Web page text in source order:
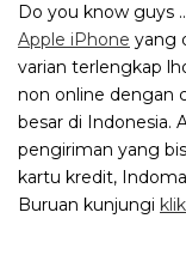
Do you know guys
Apple iPhone yang
varian terlengkap
non online dengan
besar di Indonesia.
pengiriman yang
kartu kredit,
Buruan kunjungi